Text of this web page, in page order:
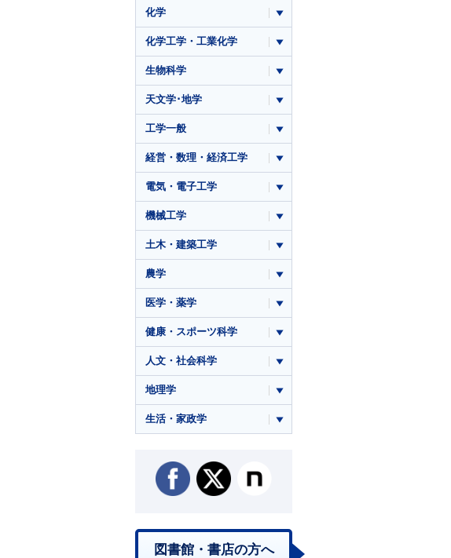
化学
化学工学・工業化学
生物科学
天文学･地学
工学一般
経営・数理・経済工学
電気・電子工学
機械工学
土木・建築工学
農学
医学・薬学
健康・スポーツ科学
人文・社会科学
地理学
生活・家政学
図書館・書店の方へ